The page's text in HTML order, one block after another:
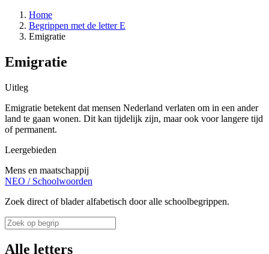
Home
Begrippen met de letter E
Emigratie
Emigratie
Uitleg
Emigratie betekent dat mensen Nederland verlaten om in een ander
land te gaan wonen. Dit kan tijdelijk zijn, maar ook voor langere tijd
of permanent.
Leergebieden
Mens en maatschappij
NEO / Schoolwoorden
Zoek direct of blader alfabetisch door alle schoolbegrippen.
Alle letters